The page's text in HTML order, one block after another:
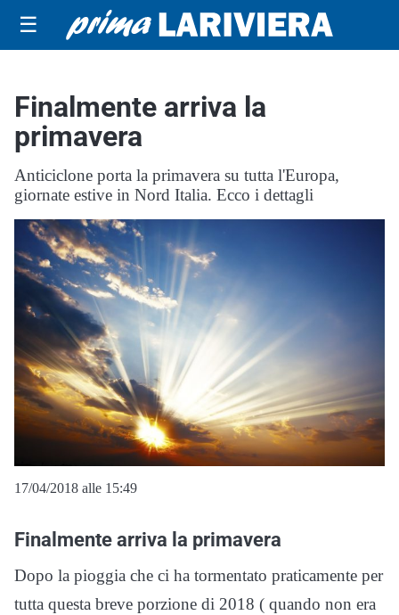
☰
Finalmente arriva la
primavera
Anticiclone porta la primavera su tutta l'Europa,
giornate estive in Nord Italia. Ecco i dettagli
17/04/2018 alle 15:49
Finalmente arriva la primavera
Dopo la pioggia che ci ha tormentato praticamente per
tutta questa breve porzione di 2018 ( quando non era